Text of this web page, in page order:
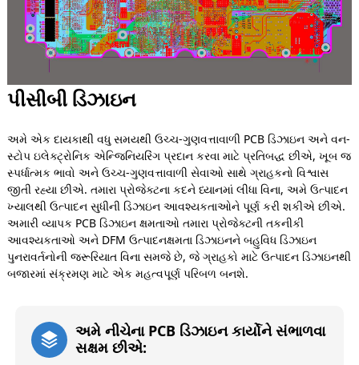
પીસીબી ડિઝાઇન
અમે એક દાયકાથી વધુ સમયથી ઉચ્ચ-ગુણવત્તાવાળી PCB ડિઝાઇન અને વન-
સ્ટોપ ઇલેક્ટ્રોનિક એન્જિનિયરિંગ પ્રદાન કરવા માટે પ્રતિબદ્ધ છીએ, ખૂબ જ
સ્પર્ધાત્મક ભાવો અને ઉચ્ચ-ગુણવત્તાવાળી સેવાઓ સાથે ગ્રાહકનો વિશ્વાસ
જીતી રહ્યા છીએ. તમારા પ્રોજેક્ટના કદને ધ્યાનમાં લીધા વિના, અમે ઉત્પાદન
ખ્યાલથી ઉત્પાદન સુધીની ડિઝાઇન આવશ્યકતાઓને પૂર્ણ કરી શકીએ છીએ.
અમારી વ્યાપક PCB ડિઝાઇન ક્ષમતાઓ તમારા પ્રોજેક્ટની તકનીકી
આવશ્યકતાઓ અને DFM ઉત્પાદનક્ષમતા ડિઝાઇનને બહુવિધ ડિઝાઇન
પુનરાવર્તનોની જરૂરિયાત વિના સમજે છે, જે ગ્રાહકો માટે ઉત્પાદન ડિઝાઇનથી
બજારમાં સંક્રમણ માટે એક મહત્વપૂર્ણ પરિબળ બનશે.
અમે નીચેના PCB ડિઝાઇન કાર્યોને સંભાળવા
સક્ષમ છીએ: